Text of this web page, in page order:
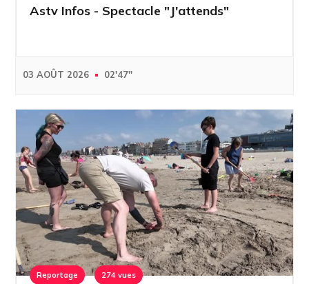
Astv Infos - Spectacle "J'attends"
03 AOÛT 2026 02'47''
Reportage 274 vues